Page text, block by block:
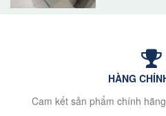
HÀNG
Cam kết sản phẩm chính